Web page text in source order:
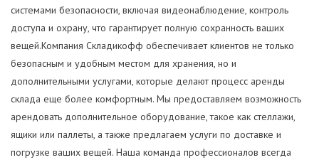
системами безопасности, включая видеонаблюдение, контроль
доступа и охрану, что гарантирует полную сохранность ваших
вещей.Компания Складикофф обеспечивает клиентов не только
безопасным и удобным местом для хранения, но и
дополнительными услугами, которые делают процесс аренды
склада еще более комфортным. Мы предоставляем возможность
арендовать дополнительное оборудование, такое как стеллажи,
ящики или паллеты, а также предлагаем услуги по доставке и
погрузке ваших вещей. Наша команда профессионалов всегда